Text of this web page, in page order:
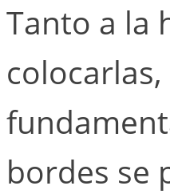
Tanto a la
bordes se